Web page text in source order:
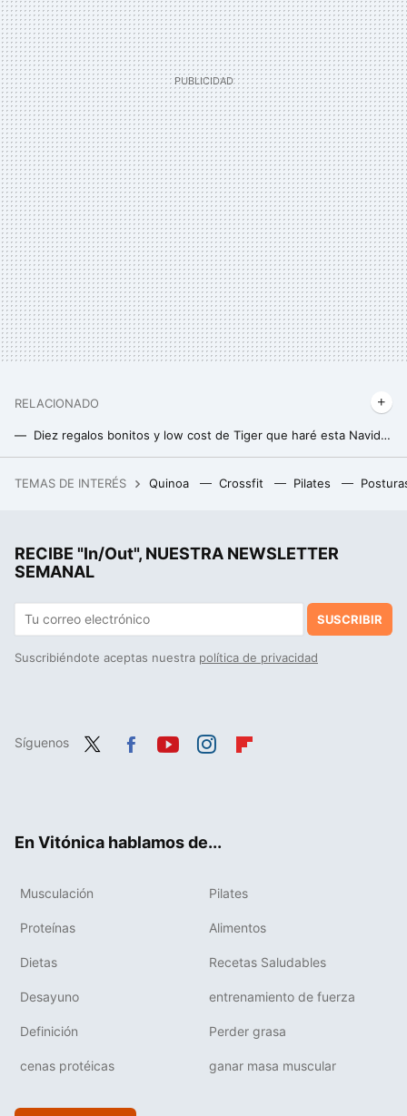
RELACIONADO
Diez regalos bonitos y low cost de Tiger que haré esta Navidad por menos de 12 euros
TEMAS DE INTERÉS Quinoa Crossfit Pilates
RECIBE "In/Out", NUESTRA NEWSLETTER
SEMANAL
SUSCRIBIR
Suscribiéndote aceptas nuestra política de privacidad
Síguenos
En Vitónica hablamos de...
Musculación Pilates
Proteínas Alimentos
Dietas Recetas Saludables
Desayuno entrenamiento de fuerza
Definición Perder grasa
cenas protéicas ganar masa muscular